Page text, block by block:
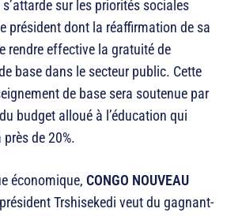
s’attarde sur les priorités sociales
président dont la réaffirmation de sa
rendre effective la gratuité de
base dans le secteur public. Cette
de base sera soutenue par
budget alloué à l’éducation qui
près de 20%.
économique, CONGO NOUVEAU
Trshisekedi veut du gagnant-